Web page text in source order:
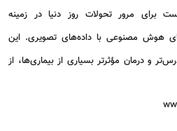
برای مرور تحولات روز دنیا در زمینه
هوش مصنوعی با داده‌های تصویری. این
و درمان مؤثرتر بسیاری از بیماری‌ها، از